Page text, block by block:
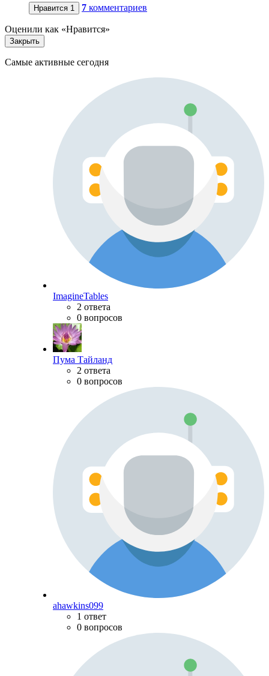
Нравится 1 7 комментариев
Оценили как «Нравится»
Закрыть
Самые активные сегодня
ImagineTables
2 ответа
0 вопросов
Пума Тайланд
2 ответа
0 вопросов
ahawkins099
1 ответ
0 вопросов